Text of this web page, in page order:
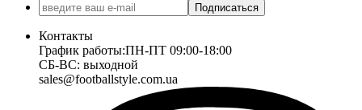
Подписаться
Контакты
График работы:ПН-ПТ 09:00-18:00
СБ-ВС: выходной
sales@footballstyle.com.ua